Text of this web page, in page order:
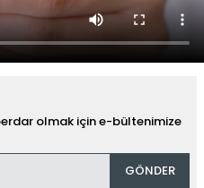
olmak için e-bültenimize
GÖNDER